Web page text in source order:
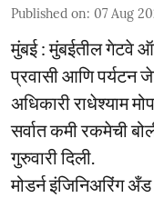
Published on: 07 Aug
मुंबई : मुंबईतील गेटवे
प्रवासी आणि पर्यटन
अधिकारी राधेश्याम
सर्वात कमी रकमेची
गुरुवारी दिली.
मोडर्न इंजिनिअरिंग